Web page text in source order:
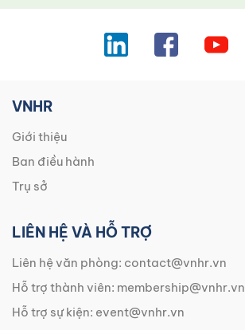
VNHR
Giới thiệu
Ban điều hành
Trụ sở
LIÊN HỆ VÀ HỖ TRỢ
Liên hệ văn phòng: contact@vnhr.vn
Hỗ trợ thành viên: membership@vnhr.vn
Hỗ trợ sự kiện: event@vnhr.vn